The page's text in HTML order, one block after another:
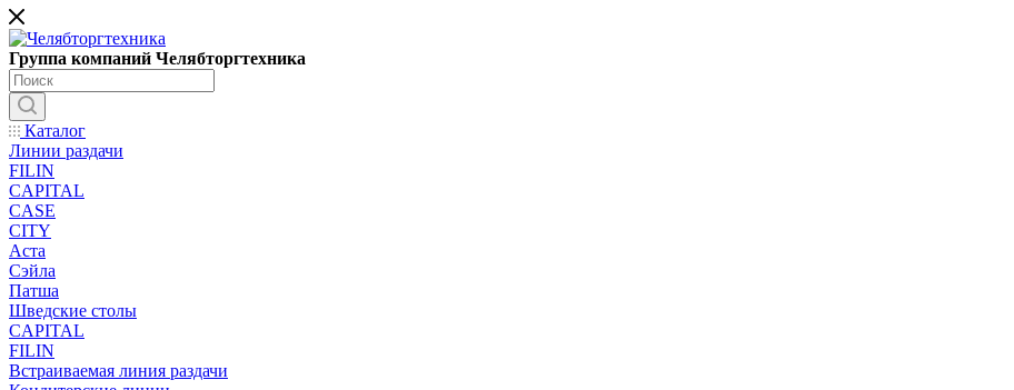
Группа компаний Челябторгтехника
Каталог
Линии раздачи
FILIN
CAPITAL
CASE
CITY
Аста
Сэйла
Патша
Шведские столы
CAPITAL
FILIN
Встраиваемая линия раздачи